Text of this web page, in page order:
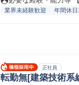
業界未経験歓迎 年間休
正社員
転勤無[建築技術系